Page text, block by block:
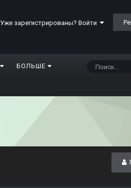
Уже зарегистрированы? Войти
БОЛЬШЕ